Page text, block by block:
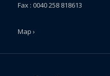
Fax : 0040 258 818613
Map ›